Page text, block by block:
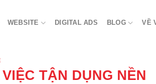
WEBSITE DIGITAL ADS BLOG VỀ
TẬN DỤNG NỀN